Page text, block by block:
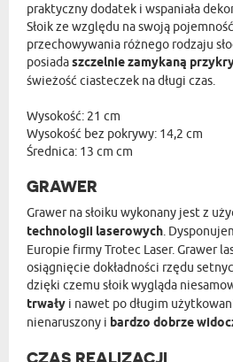
praktyczny dodatek i wspaniała
Słoik ze względu na swoją
przechowywania różnego rodzaju
posiadaszczelnie zamykaną
świeżość ciasteczek na długi czas.
Wysokość: 21 cm
Wysokość bez pokrywy: 14,2 cm
Średnica: 13 cm cm
GRAWER
Grawer na słoiku wykonany jest z
technologii laserowych.
Europie firmy Trotec Laser. Grawer
osiągnięcie dokładności rzędu
dzięki czemu słoik wygląda
trwały i nawet po długim
nienaruszony i bardzo dobrze
CZAS REALIZACJI